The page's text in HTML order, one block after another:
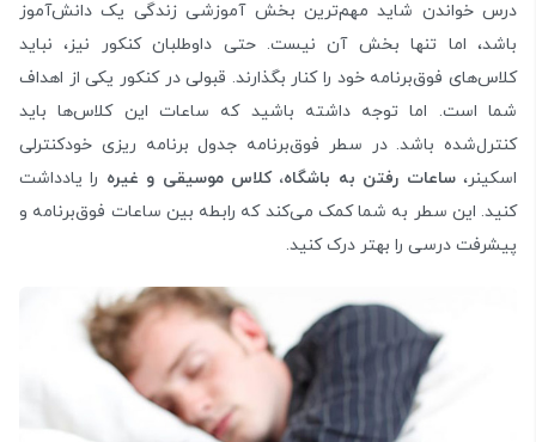
درس خواندن شاید مهم‌ترین بخش آموزشی زندگی یک دانش‌آموز
باشد، اما تنها بخش آن نیست. حتی داوطلبان کنکور نیز، نباید
کلاس‌های فوق‌برنامه خود را کنار بگذارند. قبولی در کنکور یکی از اهداف
شما است. اما توجه داشته باشید که ساعات این کلاس‌ها باید
کنترل‌شده باشد. در سطر فوق‌برنامه جدول برنامه‌ ریزی خودکنترلی
اسکینر،ساعات رفتن به باشگاه، کلاس موسیقی و غیره را یادداشت
کنید. این سطر به شما کمک می‌کند که رابطه بین ساعات فوق‌برنامه و
پیشرفت درسی را بهتر درک کنید.